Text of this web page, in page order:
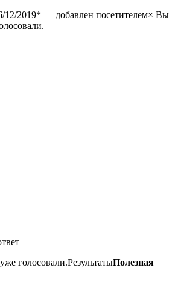
12/2019* — добавлен посетителем× Вы
голосовали.РезультатыПолезная